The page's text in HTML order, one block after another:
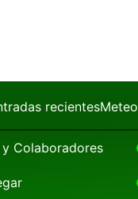
recientesMeteo
Colaboradores